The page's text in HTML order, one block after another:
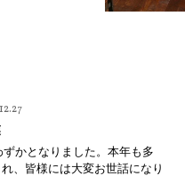
ずかとなりました。本年も多
、皆様には大変お世話になり